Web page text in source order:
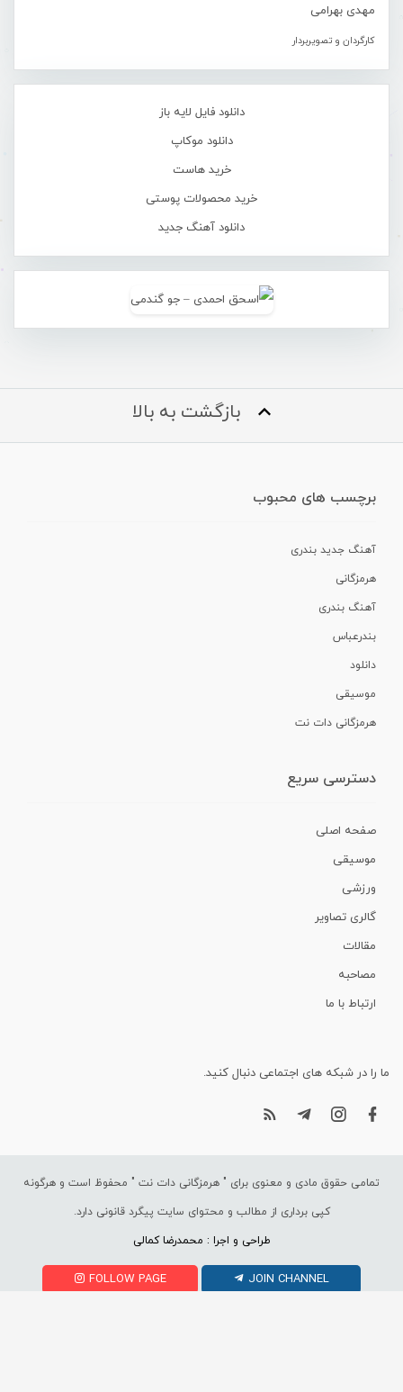
مهدی بهرامی
کارگردان و تصویربردار
دانلود فایل لایه باز
دانلود موکاپ
خرید هاست
خرید محصولات پوستی
دانلود آهنگ جدید
بازگشت به بالا
برچسب های محبوب
آهنگ جدید بندری
هرمزگانی
آهنگ بندری
بندرعباس
دانلود
موسیقی
هرمزگانی دات نت
دسترسی سریع
صفحه اصلی
موسیقی
ورزشی
گالری تصاویر
مقالات
مصاحبه
ارتباط با ما
ما را در شبکه های اجتماعی دنبال کنید.
تمامی حقوق مادی و معنوی برای " هرمزگانی دات نت " محفوظ است و هرگونه
کپی برداری از مطالب و محتوای سایت پیگرد قانونی دارد.
طراحی و اجرا : محمدرضا کمالی
FOLLOW PAGE JOIN CHANNEL